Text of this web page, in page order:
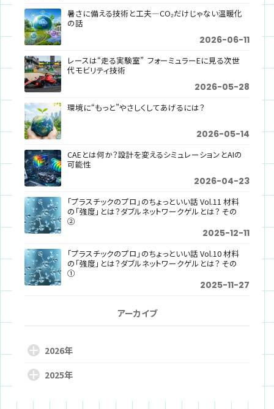
暑さに備える技術と工夫―CO₂だけじゃない温暖化
の話
2026-06-11
レースは“走る実験室” フォーミュラーEに見る次世
代モビリティ技術
2026-05-28
環境に“もっと”やさしくしてあげるには？
2026-05-14
CAEとは何か？設計を変えるシミュレーションとAIの
可能性
2026-04-23
「プラスチックのプロ」のちょっといい話 Vol.11 材料
の「強度」とは？ダブルネットワークゲルとは？ その
②
2025-12-11
「プラスチックのプロ」のちょっといい話 Vol.10 材料
の「強度」とは？ダブルネットワークゲルとは？ その
①
2025-11-27
アーカイブ
2026年
2025年